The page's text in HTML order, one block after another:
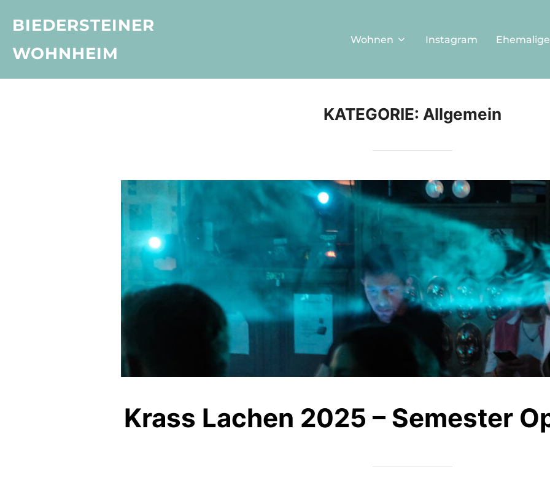
InhaltBIEDERSTEINER
WOHNHEIM
Wohnen Instagram Ehemalige
KATEGORIE: Allgemein
Krass Lachen 2025 – Semester